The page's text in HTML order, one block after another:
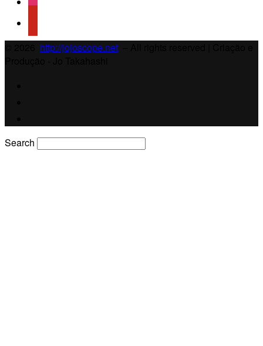
http://jojoscope.net
Search